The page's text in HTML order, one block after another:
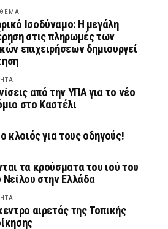
Ισοδύναμο: Η μεγάλη
στις πληρωμές των
επιχειρήσεων δημιουργεί
από την ΥΠΑ για το νέο
στο Καστέλι
κλοιός για τους οδηγούς!
τα κρούσματα του ιού του
Νείλου στην Ελλάδα
αιρετός της Τοπικής